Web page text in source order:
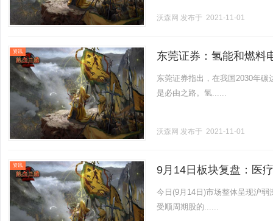
沃森网 发布于 2021-11-01
资讯 东莞证券：氢能和燃料
东莞证券指出，在我国2030年
是必由之路。氢......
沃森网 发布于 2021-11-01
资讯
9月14日板块复盘：医
探！
今日(9月14日)市场整体呈现沪
受顺周期股的......